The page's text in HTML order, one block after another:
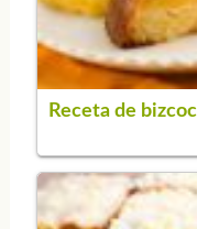
Receta de